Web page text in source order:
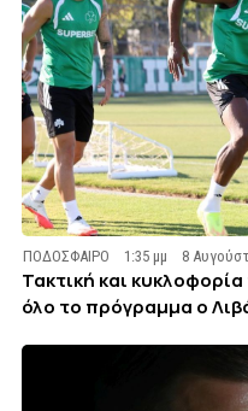
ΠΟΔΟΣΦΑΙΡΟ 1:35 μμ 8
Τακτική και
όλο το πρόγραμμα ο